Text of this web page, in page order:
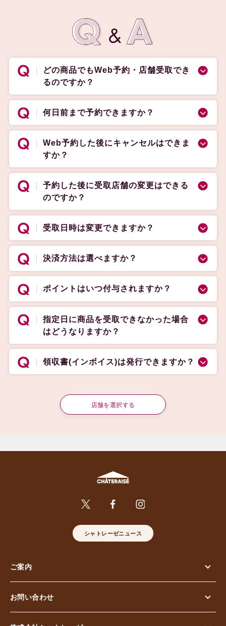
どの商品でもWeb予約・店舗受取でき
るのですか？
何日前まで予約できますか？
Web予約した後にキャンセルはできま
すか？
予約した後に受取店舗の変更はできる
のですか？
受取日時は変更できますか？
決済方法は選べますか？
ポイントはいつ付与されますか？
指定日に商品を受取できなかった場合
はどうなりますか？
領収書(インボイス)は発行できますか？
店舗を選択する
シャトレーゼニュース
ご案内
お問い合わせ